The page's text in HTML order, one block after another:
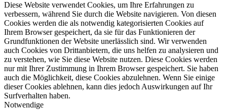
Diese Website verwendet Cookies, um Ihre Erfahrungen zu
verbessern, während Sie durch die Website navigieren. Von diesen
Cookies werden die als notwendig kategorisierten Cookies auf
Ihrem Browser gespeichert, da sie für das Funktionieren der
Grundfunktionen der Website unerlässlich sind. Wir verwenden
auch Cookies von Drittanbietern, die uns helfen zu analysieren und
zu verstehen, wie Sie diese Website nutzen. Diese Cookies werden
nur mit Ihrer Zustimmung in Ihrem Browser gespeichert. Sie haben
auch die Möglichkeit, diese Cookies abzulehnen. Wenn Sie einige
dieser Cookies ablehnen, kann dies jedoch Auswirkungen auf Ihr
Surfverhalten haben.
Notwendige